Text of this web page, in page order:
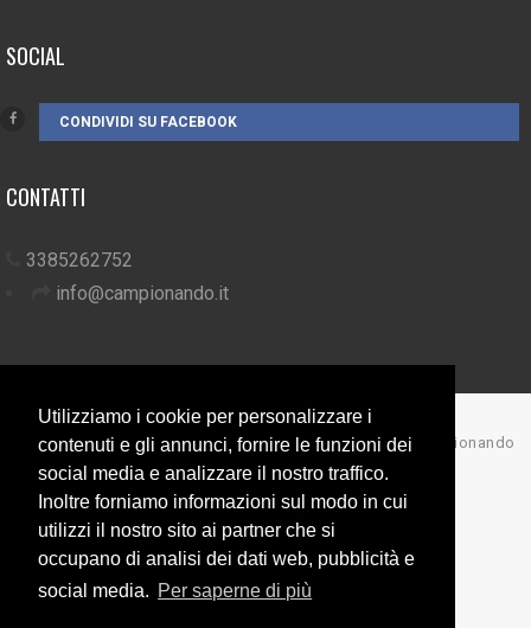
Utilizziamo i cookie per personalizzare i
contenuti e gli annunci, fornire le funzioni dei
social media e analizzare il nostro traffico.
Inoltre forniamo informazioni sul modo in cui
utilizzi il nostro sito ai partner che si
occupano di analisi dei dati web, pubblicità e
social media. Per saperne di più
SOCIAL
CONDIVIDI SU FACEBOOK
CONTATTI
3385262752
info@campionando.it
© Copyright 2017 Campionando